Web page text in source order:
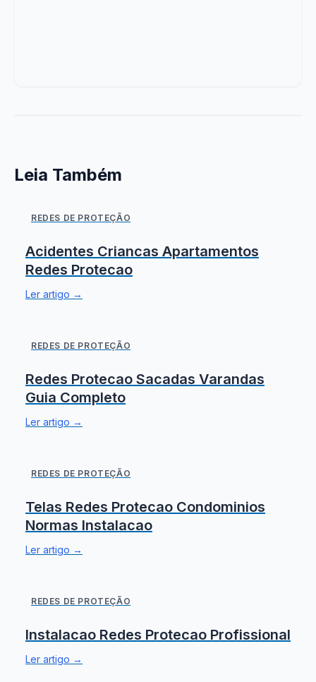
Leia Também
REDES DE PROTEÇÃO
Acidentes Criancas Apartamentos
Redes Protecao
Ler artigo →
REDES DE PROTEÇÃO
Redes Protecao Sacadas Varandas
Guia Completo
Ler artigo →
REDES DE PROTEÇÃO
Telas Redes Protecao Condominios
Normas Instalacao
Ler artigo →
REDES DE PROTEÇÃO
Instalacao Redes Protecao Profissional
Ler artigo →